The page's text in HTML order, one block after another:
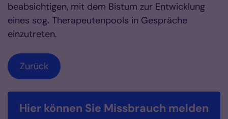
beabsichtigen, mit dem Bistum zur Entwicklung
eines sog. Therapeutenpools in Gespräche
einzutreten.
Zurück
Hier können Sie Missbrauch melden